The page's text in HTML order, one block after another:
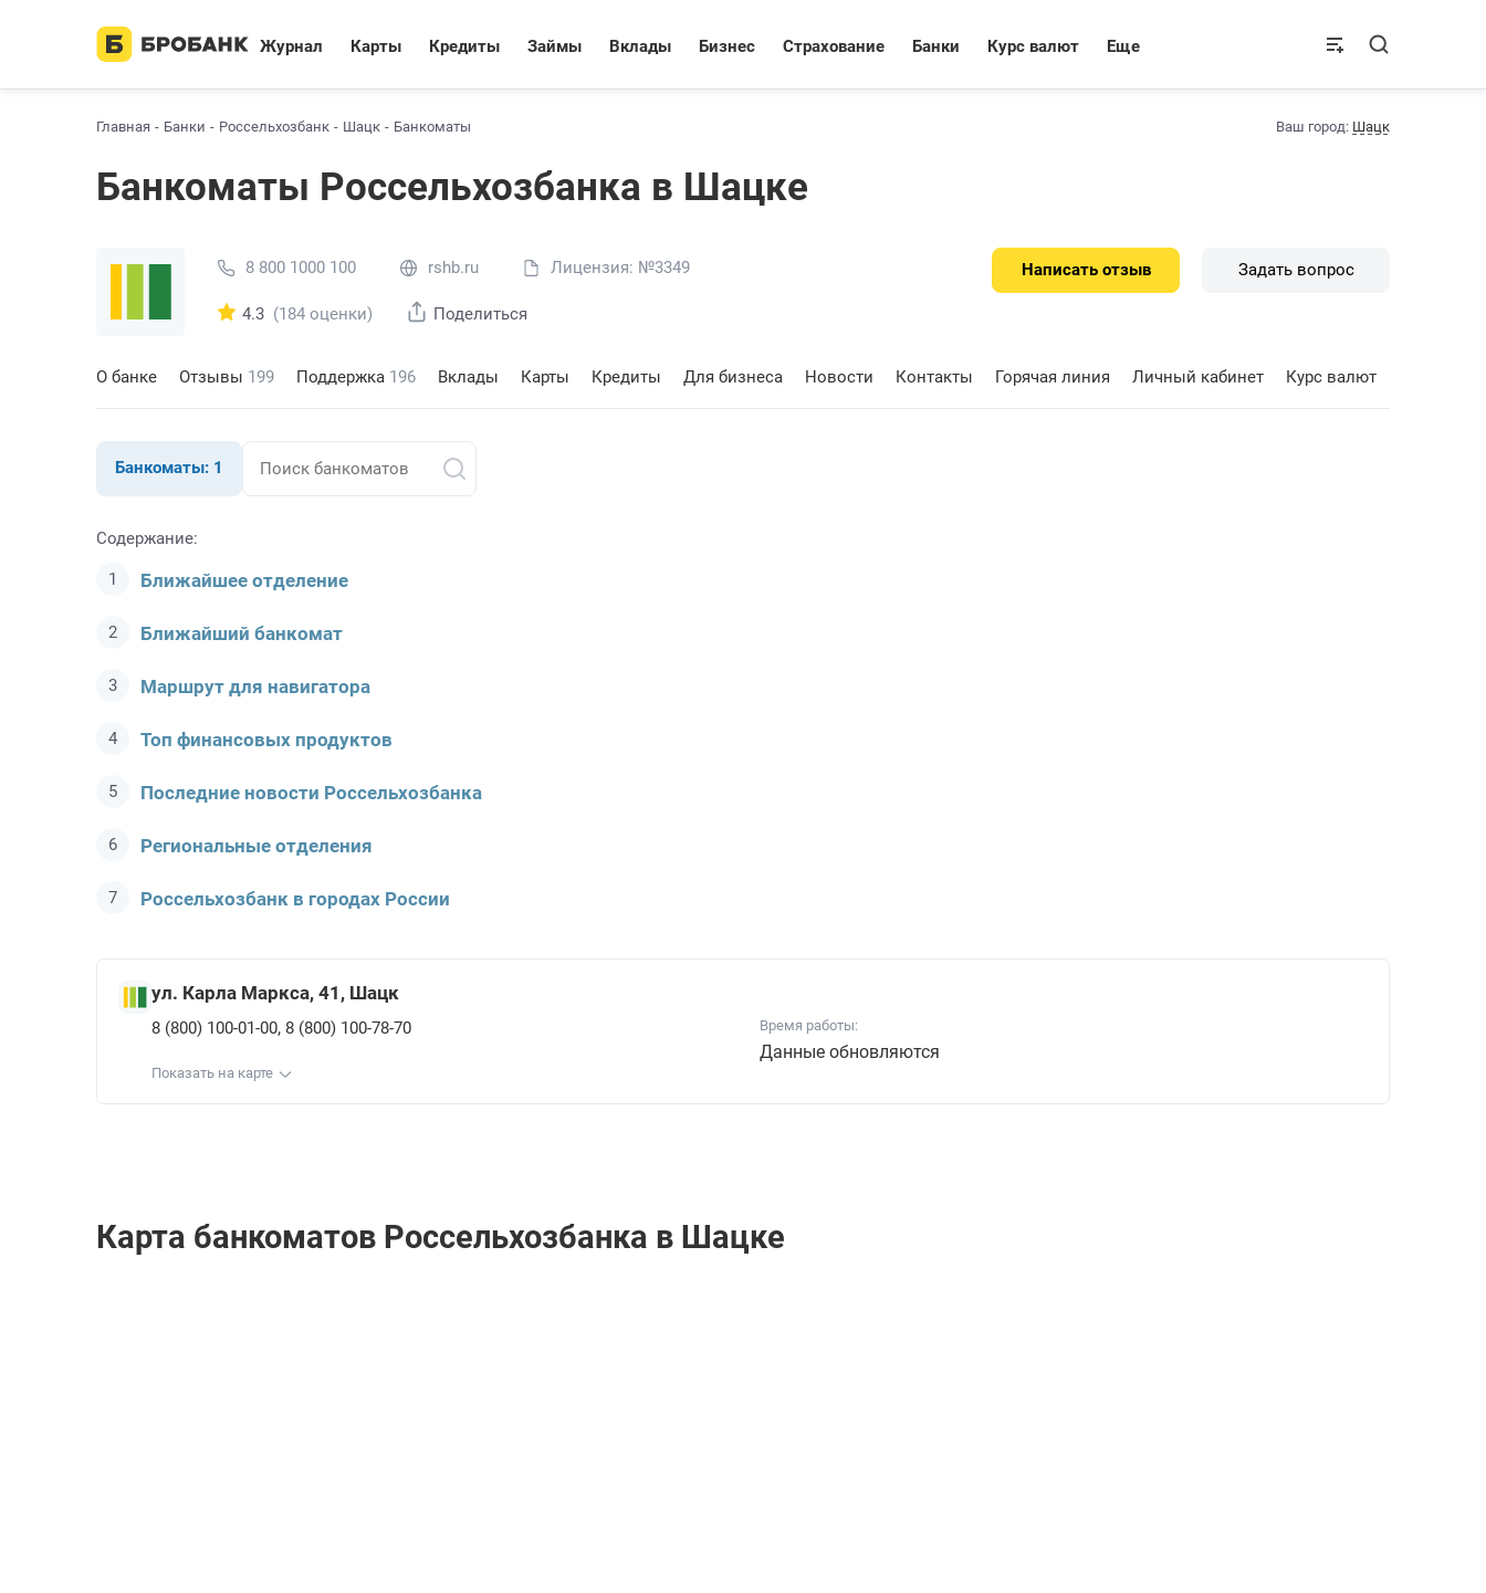
Журнал Карты Кредиты Займы Вклады Бизнес Страхование Банки Курс валют Еще
Главная Банки Россельхозбанк Шацк Банкоматы Ваш город: Шацк
Банкоматы Россельхозбанкa в Шацке
8 800 1000 100 rshb.ru Лицензия: №3349
4.3 (184 оценки) Поделиться
Написать отзыв Задать вопрос
О банке Отзывы 199 Поддержка 196 Вклады Карты Кредиты Для бизнеса Новости Контакты Горячая линия Личный кабинет Курс валют
Банкоматы: 1
Содержание:
Ближайшее отделение
Ближайший банкомат
Маршрут для навигатора
Топ финансовых продуктов
Последние новости Россельхозбанкa
Региональные отделения
Россельхозбанк в городах России
ул. Карла Маркса, 41, Шацк
8 (800) 100-01-00, 8 (800) 100-78-70 Время работы:
Данные обновляются
Показать на карте
Карта банкоматов Россельхозбанкa в Шацке